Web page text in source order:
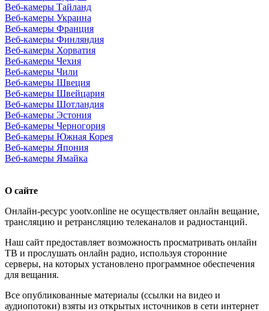
Веб-камеры Тайланд
Веб-камеры Украина
Веб-камеры Франция
Веб-камеры Финляндия
Веб-камеры Хорватия
Веб-камеры Чехия
Веб-камеры Чили
Веб-камеры Швеция
Веб-камеры Швейцария
Веб-камеры Шотландия
Веб-камеры Эстония
Веб-камеры Черногория
Веб-камеры Южная Корея
Веб-камеры Япония
Веб-камеры Ямайка
О сайте
Онлайн-ресурс yootv.online не осуществляет онлайн вещание,
трансляцию и ретрансляцию телеканалов и радиостанций.
Наш сайт предоставляет возможность просматривать онлайн
ТВ и прослушать онлайн радио, используя сторонние
серверы, на которых установлено программное обеспечения
для вещания.
Все опубликованные материалы (ссылки на видео и
аудиопотоки) взяты из открытых источников в сети интернет